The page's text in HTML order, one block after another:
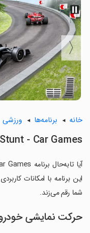
〈
خانه برنامه‌ها ورزشی
- Car Games
این برنامه با امکانات
شما رقم می‌زند.
حرکت نمایشی